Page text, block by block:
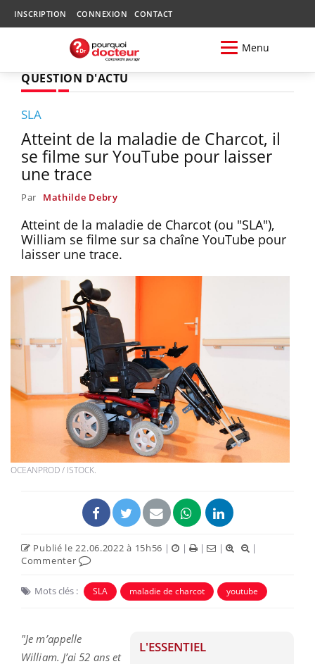
INSCRIPTION CONNEXION CONTACT
Menu
QUESTION D'ACTU
SLA
Atteint de la maladie de Charcot, il
se filme sur YouTube pour laisser
une trace
Par Mathilde Debry
Atteint de la maladie de Charcot (ou "SLA"),
William se filme sur sa chaîne YouTube pour
laisser une trace.
OCEANPROD / ISTOCK.
Publié le 22.06.2022 à 15h56 | | | |
|
Commenter
Mots clés : SLA maladie de charcot youtube
L'ESSENTIEL
"Je m’appelle
William. J’ai 52 ans et